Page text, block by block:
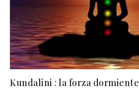
Kundalini : la forza dormiente